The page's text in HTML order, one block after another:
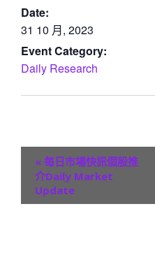
Date:
31 10 月, 2023
Event Category:
Daily Research
« 每日市場快訊個股推
介Daily Market
Update